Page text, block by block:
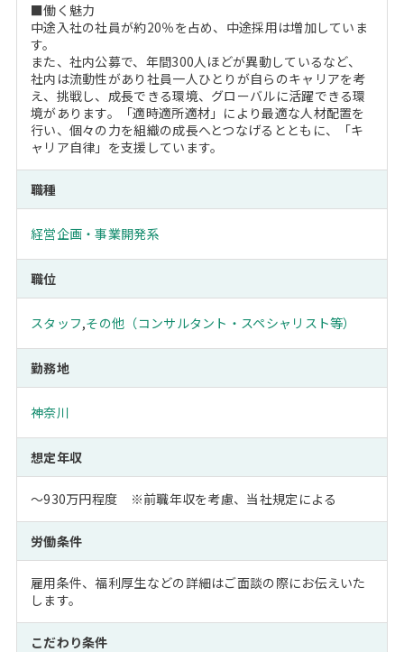
■働く魅力
中途入社の社員が約20％を占め、中途採用は増加していま
す。
また、社内公募で、年間300人ほどが異動しているなど、
社内は流動性があり社員一人ひとりが自らのキャリアを考
え、挑戦し、成長できる環境、グローバルに活躍できる環
境があります。「適時適所適材」により最適な人材配置を
行い、個々の力を組織の成長へとつなげるとともに、「キ
ャリア自律」を支援しています。
職種
経営企画・事業開発系
職位
スタッフ,その他（コンサルタント・スペシャリスト等）
勤務地
神奈川
想定年収
～930万円程度 ※前職年収を考慮、当社規定による
労働条件
雇用条件、福利厚生などの詳細はご面談の際にお伝えいた
します。
こだわり条件